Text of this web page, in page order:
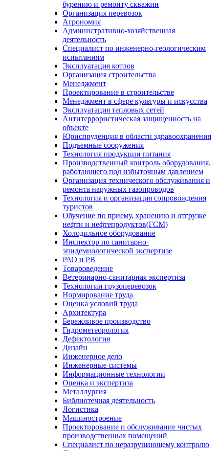
бурению и ремонту скважин
Организация перевозок
Агрономия
Административно-хозяйственная
деятельность
Специалист по инженерно-геологическим
испытаниям
Эксплуатация котлов
Организация строительства
Менеджмент
Проектирование в строительстве
Менеджмент в сфере культуры и искусства
Эксплуатация тепловых сетей
Антитеррористическая защищенность на
объекте
Юриспруденция в области здравоохранения
Подъемные сооружения
Технология продукции питания
Производственный контроль оборудования,
работающего под избыточным давлением
Организация технического обслуживания и
ремонта наружных газопроводов
Технология и организация сопровождения
туристов
Обучение по приему, хранению и отгрузке
нефти и нефтепродуктов(ГСМ)
Холодильное оборудование
Инспектор по санитарно-
эпидемиологической экспертизе
РАО и РВ
Товароведение
Ветеринарно-санитарная экспертиза
Технологии грузоперевозок
Нормирование труда
Оценка условий труда
Архитектура
Бережливое производство
Гидрометеорология
Дефектология
Дизайн
Инженерное дело
Инженерные системы
Информационные технологии
Оценка и экспертиза
Металлургия
Библиотечная деятельность
Логистика
Машиностроение
Проектирование и обслуживание чистых
производственных помещений
Специалист по неразрушающему контролю